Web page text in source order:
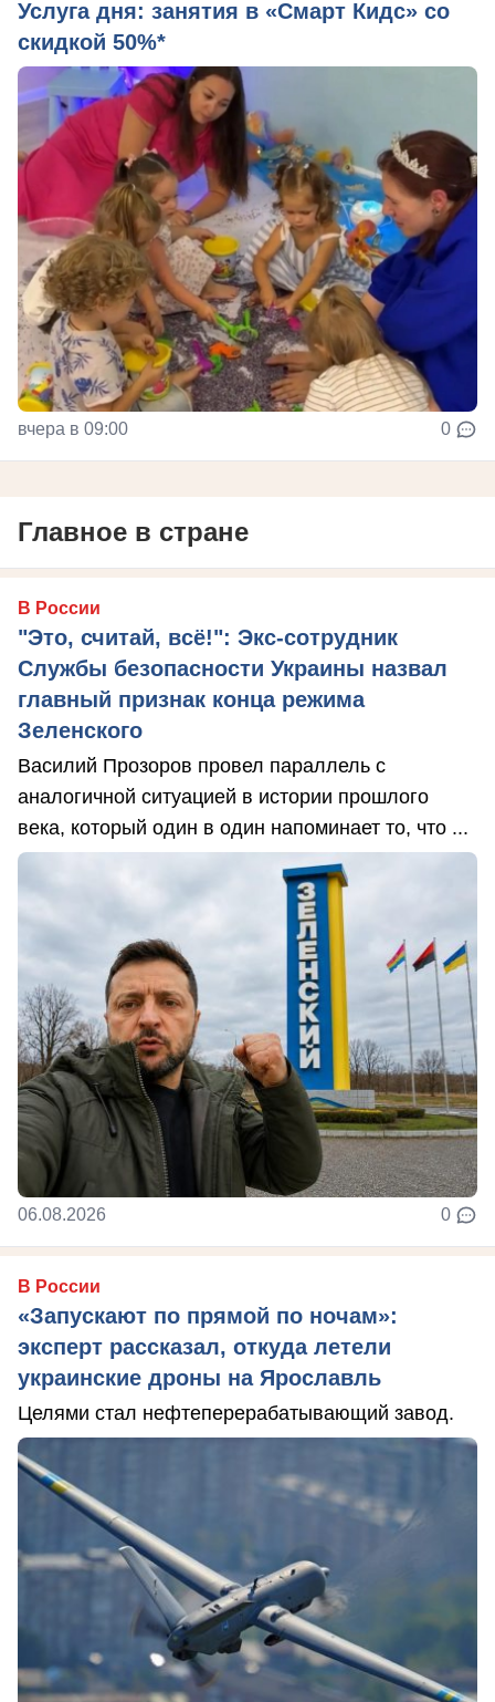
Услуга дня: занятия в «Смарт Кидс» со
скидкой 50%*
вчера в 09:00 0
Главное в стране
В России
"Это, считай, всё!": Экс-сотрудник
Службы безопасности Украины назвал
главный признак конца режима
Зеленского
Василий Прозоров провел параллель с
аналогичной ситуацией в истории прошлого
века, который один в один напоминает то, что ...
06.08.2026 0
В России
«Запускают по прямой по ночам»:
эксперт рассказал, откуда летели
украинские дроны на Ярославль
Целями стал нефтеперерабатывающий завод.